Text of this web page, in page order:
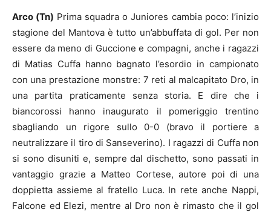
Arco (Tn) Prima squadra o Juniores cambia poco: l’inizio
stagione del Mantova è tutto un’abbuffata di gol. Per non
essere da meno di Guccione e compagni, anche i ragazzi
di Matias Cuffa hanno bagnato l’esordio in campionato
con una prestazione monstre: 7 reti al malcapitato Dro, in
una partita praticamente senza storia. E dire che i
biancorossi hanno inaugurato il pomeriggio trentino
sbagliando un rigore sullo 0-0 (bravo il portiere a
neutralizzare il tiro di Sanseverino). I ragazzi di Cuffa non
si sono disuniti e, sempre dal dischetto, sono passati in
vantaggio grazie a Matteo Cortese, autore poi di una
doppietta assieme al fratello Luca. In rete anche Nappi,
Falcone ed Elezi, mentre al Dro non è rimasto che il gol